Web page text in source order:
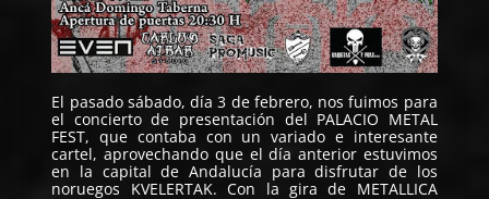
El pasado sábado, día 3 de febrero, nos fuimos para
el concierto de presentación del PALACIO METAL
FEST, que contaba con un variado e interesante
cartel, aprovechando que el día anterior estuvimos
en la capital de Andalucía para disfrutar de los
noruegos KVELERTAK. Con la gira de METALLICA